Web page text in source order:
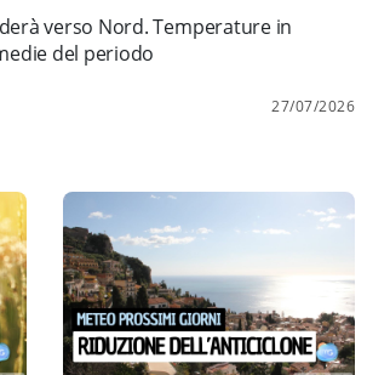
verso Nord. Temperature in
del periodo
27/07/2026